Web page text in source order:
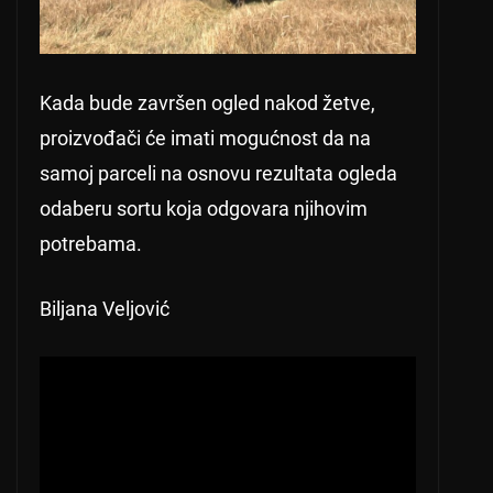
Kada bude završen ogled nakod žetve,
proizvođači će imati mogućnost da na
samoj parceli na osnovu rezultata ogleda
odaberu sortu koja odgovara njihovim
potrebama.
Biljana Veljović